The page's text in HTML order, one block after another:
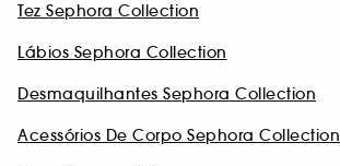
Tez Sephora Collection
Lábios Sephora Collection
Desmaquilhantes Sephora Collection
Acessórios De Corpo Sephora Collection